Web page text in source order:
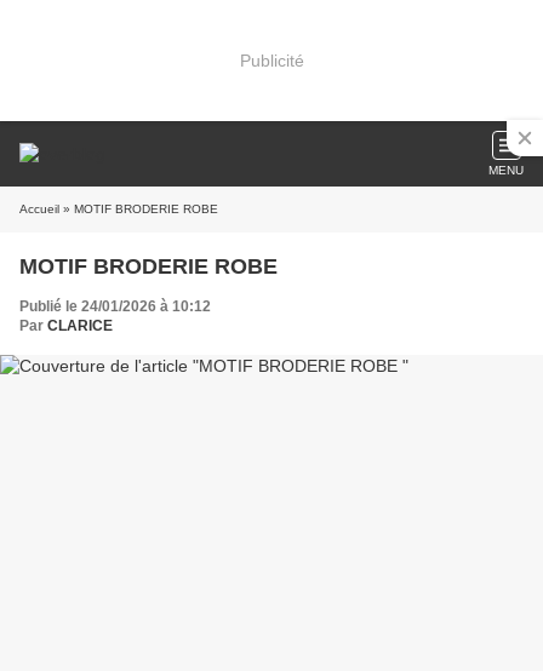
Publicité
MENU
Accueil » MOTIF BRODERIE ROBE
MOTIF BRODERIE ROBE
Publié le 24/01/2026 à 10:12
Par CLARICE